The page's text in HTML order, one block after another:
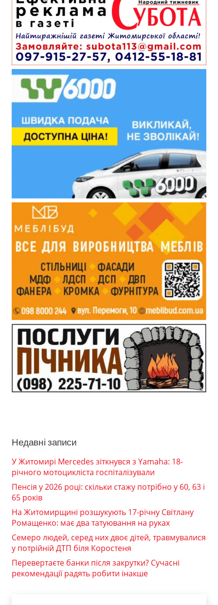
Недавні записи
У Житомирі Mercedes зіткнувся з Yamaha: 18-
річного мотоцикліста госпіталізували
Пенсія у 2026 році: скільки стажу потрібно у 60, 63 і
65 років
На Житомирщині розшукують 17-річну Світлану
Ромащенко: має два татуювання на руках
Семеро людей, серед них двоє дітей, травмувалися
у потрійній ДТП біля Коростеня
Перевертаєте банки після закрутки? Сучасні
рекомендації радять робити інакше